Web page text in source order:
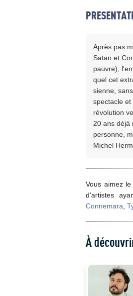
Après pas
Satan et
pauvre),
quel cet
sienne,
spectacle
révolution
20 ans déjà
personne,
Michel
Vous aimez
d'artistes
Connemara
À